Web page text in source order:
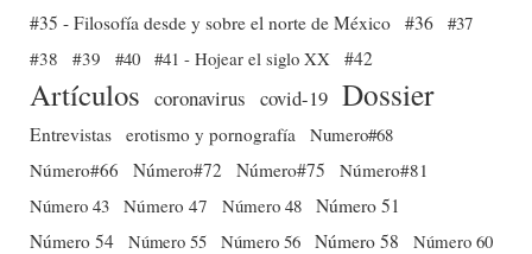
#35 - Filosofía desde y sobre el norte de México #36 #37
#38
#39 #40 #41 - Hojear el siglo XX #42
Artículos coronavirus covid-19 Dossier
Entrevistas erotismo y pornografía
Numero#68
Número#66
Número#72 Número#75
Número#81
Número 43 Número 47 Número 48 Número 51
Número 54 Número 55 Número 56 Número 58
Número 60